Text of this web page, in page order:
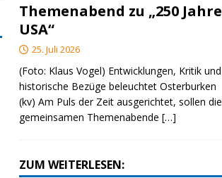
Themenabend zu „250 Jahre
USA“
25. Juli 2026
(Foto: Klaus Vogel) Entwicklungen, Kritik und
historische Bezüge beleuchtet Osterburken
(kv) Am Puls der Zeit ausgerichtet, sollen die
gemeinsamen Themenabende[…]
ZUM WEITERLESEN: